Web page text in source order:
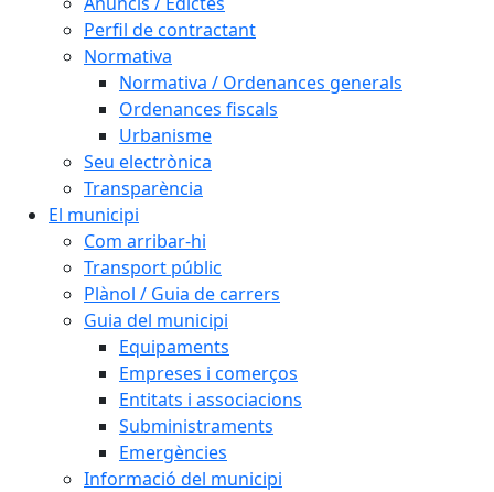
Perfil de contractant
Normativa
Normativa / Ordenances generals
Ordenances fiscals
Urbanisme
Seu electrònica
Transparència
El municipi
Com arribar-hi
Transport públic
Plànol / Guia de carrers
Guia del municipi
Equipaments
Empreses i comerços
Entitats i associacions
Subministraments
Emergències
Informació del municipi